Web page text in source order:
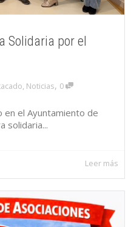
Solidaria por el
, Noticias, 0
en el Ayuntamiento de
solidaria...
Leer más